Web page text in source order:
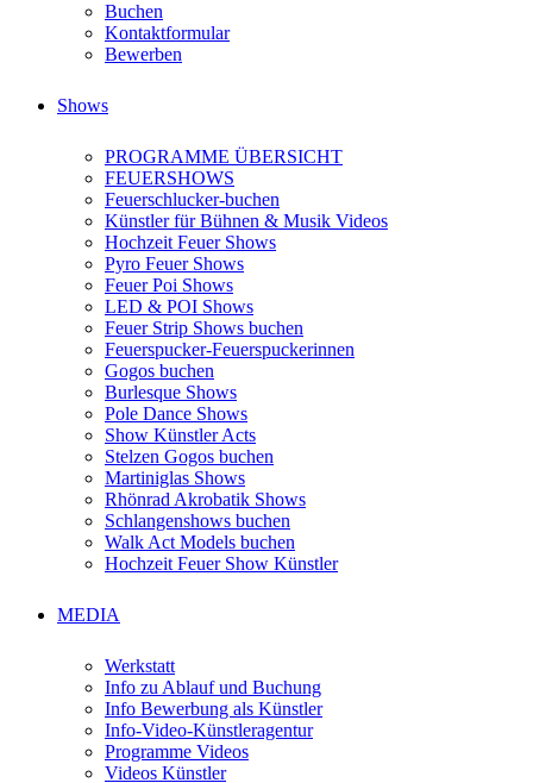
Buchen
Kontaktformular
Bewerben
Shows
PROGRAMME ÜBERSICHT
FEUERSHOWS
Feuerschlucker-buchen
Künstler für Bühnen & Musik Videos
Hochzeit Feuer Shows
Pyro Feuer Shows
Feuer Poi Shows
LED & POI Shows
Feuer Strip Shows buchen
Feuerspucker-Feuerspuckerinnen
Gogos buchen
Burlesque Shows
Pole Dance Shows
Show Künstler Acts
Stelzen Gogos buchen
Martiniglas Shows
Rhönrad Akrobatik Shows
Schlangenshows buchen
Walk Act Models buchen
Hochzeit Feuer Show Künstler
MEDIA
Werkstatt
Info zu Ablauf und Buchung
Info Bewerbung als Künstler
Info-Video-Künstleragentur
Programme Videos
Videos Künstler